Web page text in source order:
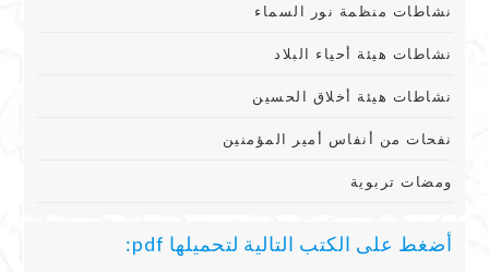
نشاطات منظمة نور السماء
نشاطات هيئة أحياء البلاد
نشاطات هيئة أخلاق الحسين
نفحات من أنفاس أمير المؤمنين
ومضات تربوية
أضغط على الكتب التالية لتحميلها pdf: